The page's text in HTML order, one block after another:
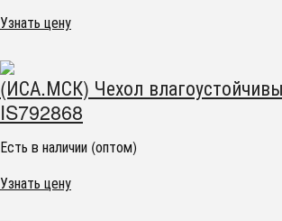
Узнать цену
(ИСА.МСК) Чехол
IS792868
Есть в наличии (оптом)
Узнать цену